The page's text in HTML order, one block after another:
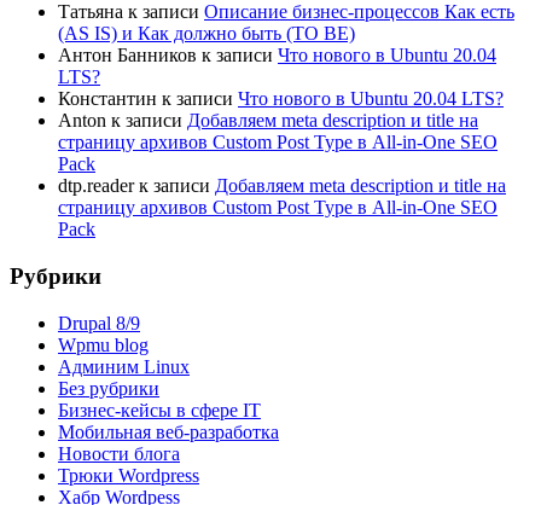
Татьяна к записи Описание бизнес-процессов Как есть
(AS IS) и Как должно быть (TO BE)
Антон Банников к записи Что нового в Ubuntu 20.04
LTS?
Константин к записи Что нового в Ubuntu 20.04 LTS?
Anton к записи Добавляем meta description и title на
страницу архивов Custom Post Type в All-in-One SEO
Pack
dtp.readerк записи Добавляем meta description и title на
страницу архивов Custom Post Type в All-in-One SEO
Pack
Рубрики
Drupal 8/9
Wpmu blog
Админим Linux
Без рубрики
Бизнес-кейсы в сфере IT
Мобильная веб-разработка
Новости блога
Трюки Wordpress
Хабр Wordpess